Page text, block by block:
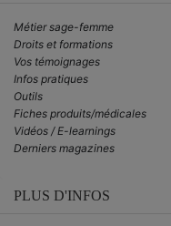
Métier sage-femme
Droits et formations
Vos témoignages
Infos pratiques
Outils
Fiches produits/médicales
Vidéos / E-learnings
Derniers magazines
PLUS D'INFOS